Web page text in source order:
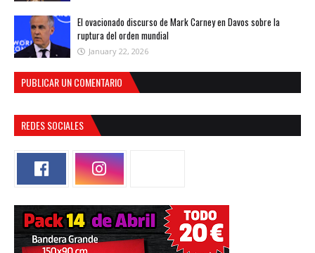
El ovacionado discurso de Mark Carney en Davos sobre la
ruptura del orden mundial
January 22, 2026
PUBLICAR UN COMENTARIO
REDES SOCIALES